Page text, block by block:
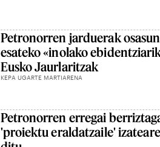
Petronorren jarduerak
esateko «inolako
Eusko Jaurlaritzak
KEPA UGARTE MARTIARENA
Petronorren erregai
'proiektu eraldatzaile'